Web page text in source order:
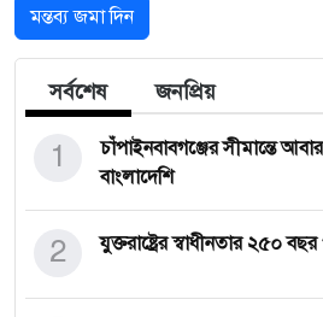
মন্তব্য জমা দিন
সর্বশেষ জনপ্রিয়
চাঁপাইনবাবগঞ্জের সীমান্তে
বাংলাদেশি
1
যুক্তরাষ্ট্রের স্বাধীনতার ২৫০ বছর
2